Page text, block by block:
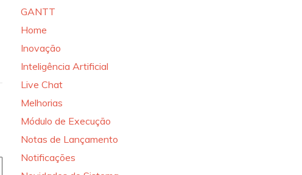
GANTT
Home
Inovação
Inteligência Artificial
Live Chat
Melhorias
Módulo de Execução
Notas de Lançamento
Notificações